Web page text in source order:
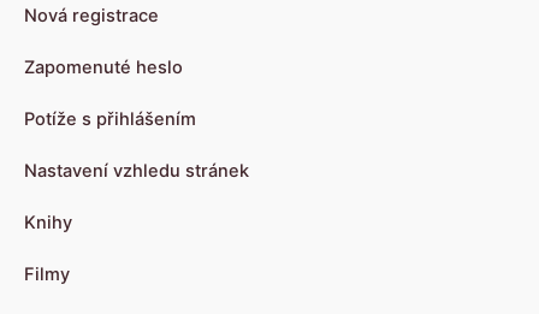
Nová registrace
Zapomenuté heslo
Potíže s přihlášením
Nastavení vzhledu stránek
Knihy
Filmy